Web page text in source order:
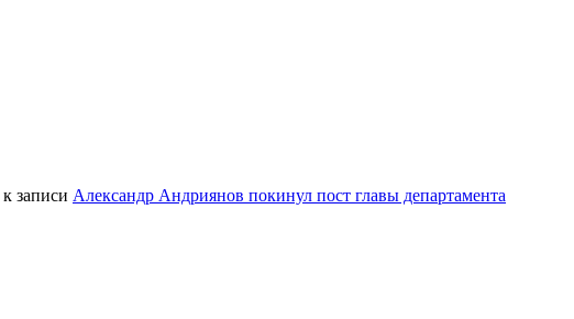
к записи Александр Андриянов покинул пост главы департамента